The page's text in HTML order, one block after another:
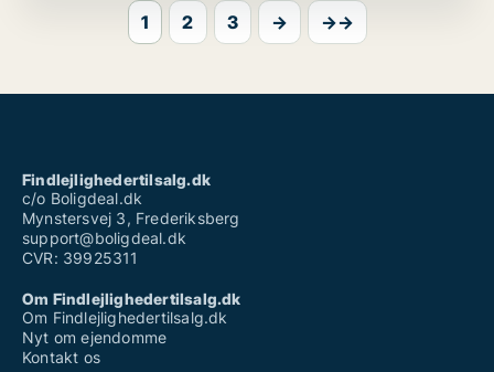
1 2 3 → →→
Findlejlighedertilsalg.dk
c/o Boligdeal.dk
Mynstersvej 3, Frederiksberg
support@boligdeal.dk
CVR: 39925311
Om Findlejlighedertilsalg.dk
Om Findlejlighedertilsalg.dk
Nyt om ejendomme
Kontakt os